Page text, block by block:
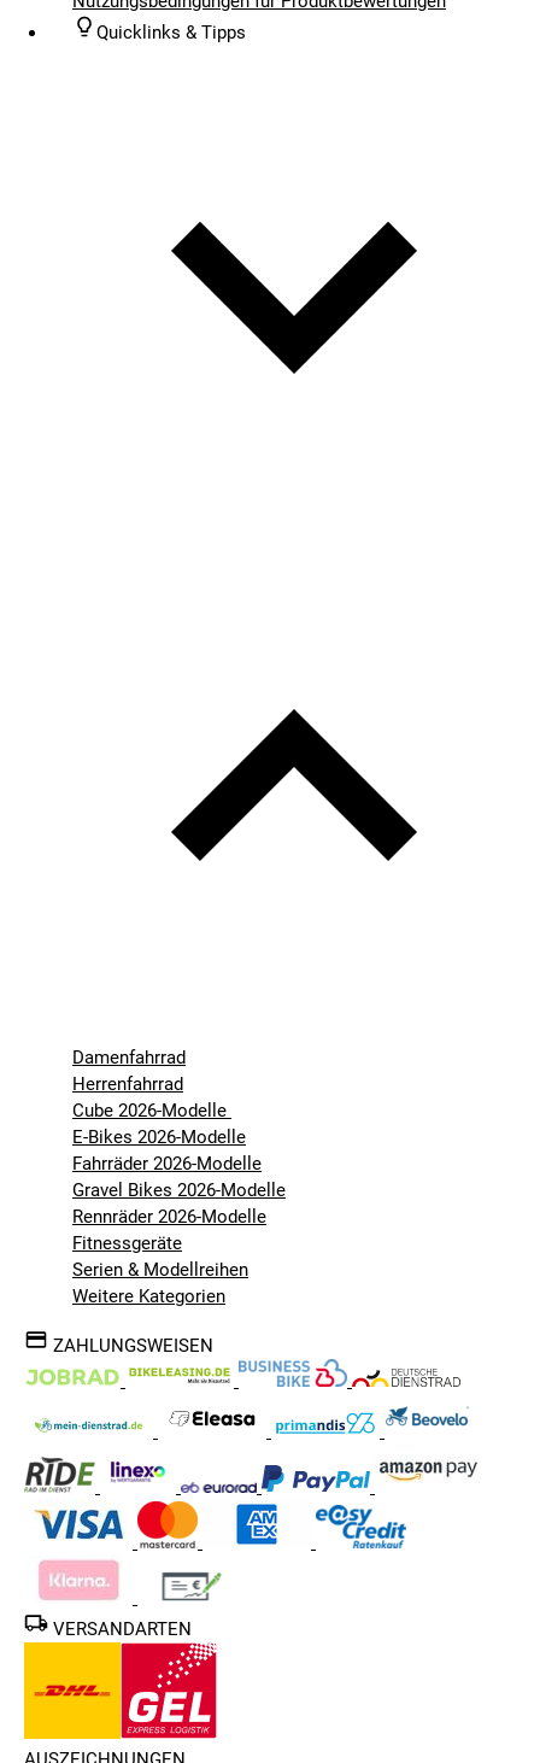
Quicklinks & Tipps
Damenfahrrad
Herrenfahrrad
Cube 2026-Modelle
E-Bikes 2026-Modelle
Fahrräder 2026-Modelle
Gravel Bikes 2026-Modelle
Rennräder 2026-Modelle
Fitnessgeräte
Serien & Modellreihen
Weitere Kategorien
ZAHLUNGSWEISEN
VERSANDARTEN